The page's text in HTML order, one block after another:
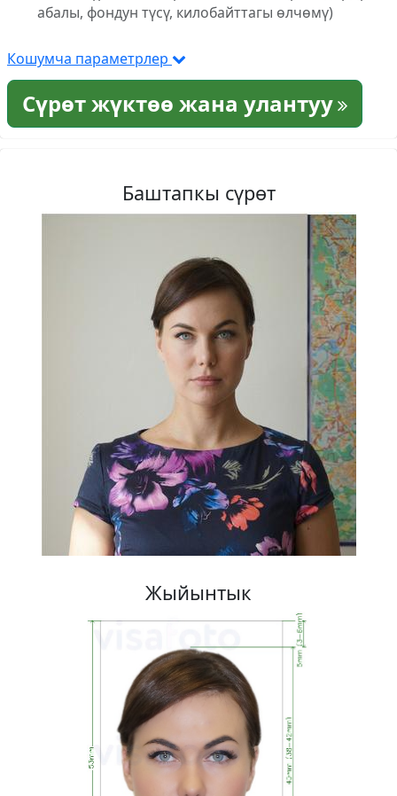
абалы, фондун түсү, килобайттагы өлчөмү)
Кошумча параметрлер
Сүрөт жүктөө жана улантуу
Баштапкы сүрөт
Жыйынтык